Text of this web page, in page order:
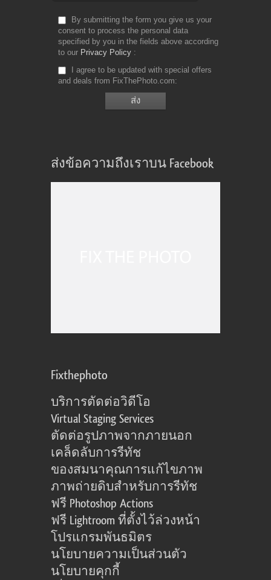
By submitting the form you give us your
consent to process the personal data
specified by you in the fields above according
to our Privacy Policy
I agree to be updated with special offers
and deals from FixThePhoto.com
ส่งข้อความถึงเราบน Facebook
Fixthephoto
บริการตัดต่อวิดีโอ
Virtual Staging Services
ตัดต่อรูปภาพจากภายนอก
เคล็ดลับการรีทัช
ของสมนาคุณการแก้ไขภาพ
ภาพถ่ายดิบสำหรับการรีทัช
ฟรี Photoshop Actions
ฟรี Lightroom ที่ตั้งไว้ล่วงหน้า
โปรแกรมพันธมิตร
นโยบายความเป็นส่วนตัว
นโยบายคุกกี้